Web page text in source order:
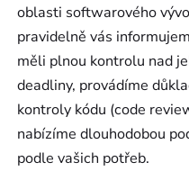
oblasti softwarového
pravidelně vás
měli plnou kontrolu nad
deadliny, provádíme
kontroly kódu (code
nabízíme dlouhodobou
podle vašich potřeb.